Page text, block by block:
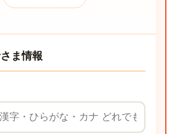
ま情報